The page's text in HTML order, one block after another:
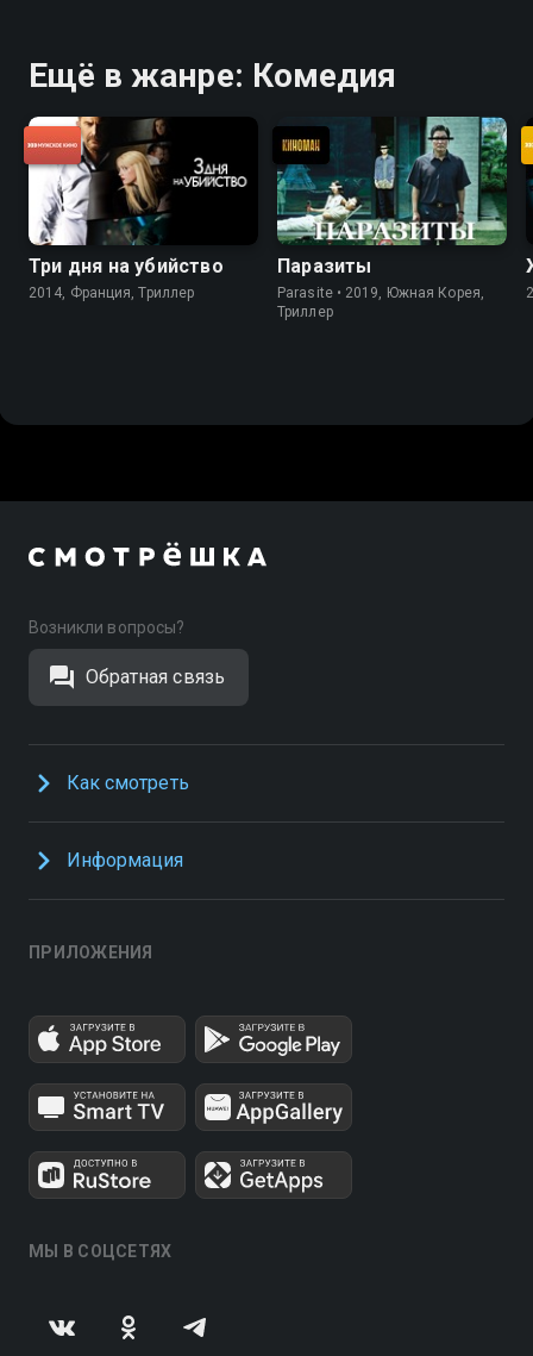
Ещё в жанре: Комедия
Три дня на убийство
2014, Франция, Триллер
Паразиты
Parasite • 2019, Южная Корея,
Триллер
Возникли вопросы?
Обратная связь
Как смотреть
Информация
ПРИЛОЖЕНИЯ
МЫ В СОЦСЕТЯХ